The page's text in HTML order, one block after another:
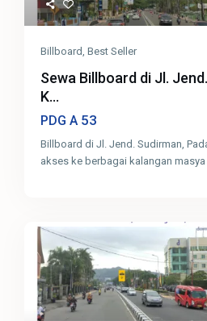
Billboard ,Best Seller
Sewa Billboard di Jl.
K...
PDG A 53
Billboard di Jl. Jend. Sudirman,
akses ke berbagai kalangan masya